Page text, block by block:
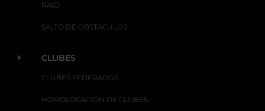
RAID
SALTO DE OBSTÁCULOS
E CLUBES
CLUBES FEDERADOS
HOMOLOGACIÓN DE CLUBES